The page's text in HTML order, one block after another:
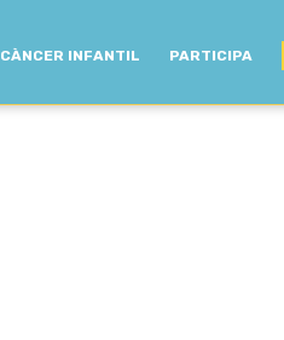
CÀNCER INFANTIL PARTICIPA